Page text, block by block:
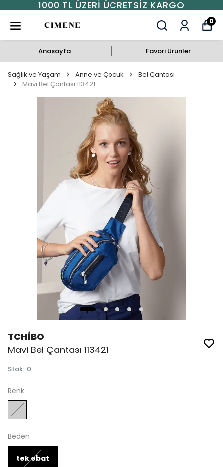
1000 TL ÜZERI ÜCRETSIZ KARGO
0
Anasayfa Favori Ürünler
Sağlık ve Yaşam Anne ve Çocuk
Bel Çantası
Mavi Bel Çantası 113421
TCHİBO
Mavi Bel Çantası 113421
Stok: 0
Renk
Beden
tek ebat